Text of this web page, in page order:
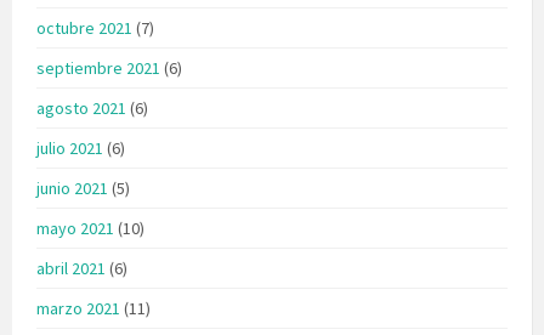
octubre 2021 (7)
septiembre 2021 (6)
agosto 2021 (6)
julio 2021 (6)
junio 2021 (5)
mayo 2021 (10)
abril 2021 (6)
marzo 2021 (11)